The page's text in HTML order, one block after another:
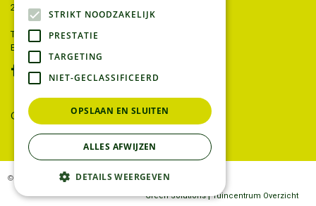
2221 Heist-op-den-berg
T.
015 22 27 52
E.
GEEF UW MENING
© Tuincentrum Thiels
Green Solutions|Tuincentrum Overzicht
STRIKT NOODZAKELIJK
PRESTATIE
TARGETING
NIET-GECLASSIFICEERD
OPSLAAN EN SLUITEN
ALLES AFWIJZEN
DETAILS WEERGEVEN